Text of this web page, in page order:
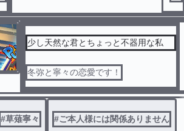
少し天然な君とちょっと不器用な私
冬弥と寧々の恋愛です！
#草薙寧々 #ご本人様には関係ありません